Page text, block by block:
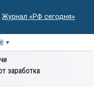
Журнал «РФ сегодня»
экспертиза
заработка